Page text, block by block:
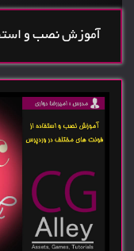
آموزش نصب و